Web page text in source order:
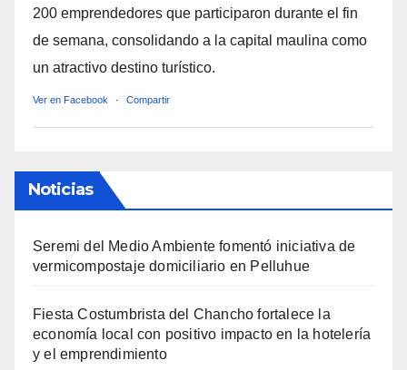
200 emprendedores que participaron durante el fin
de semana, consolidando a la capital maulina como
un atractivo destino turístico.
Ver en Facebook · Compartir
Noticias
Seremi del Medio Ambiente fomentó iniciativa de
vermicompostaje domiciliario en Pelluhue
Fiesta Costumbrista del Chancho fortalece la
economía local con positivo impacto en la hotelería
y el emprendimiento